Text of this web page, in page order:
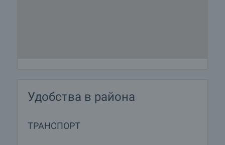
Удобства в района
ТРАНСПОРТ